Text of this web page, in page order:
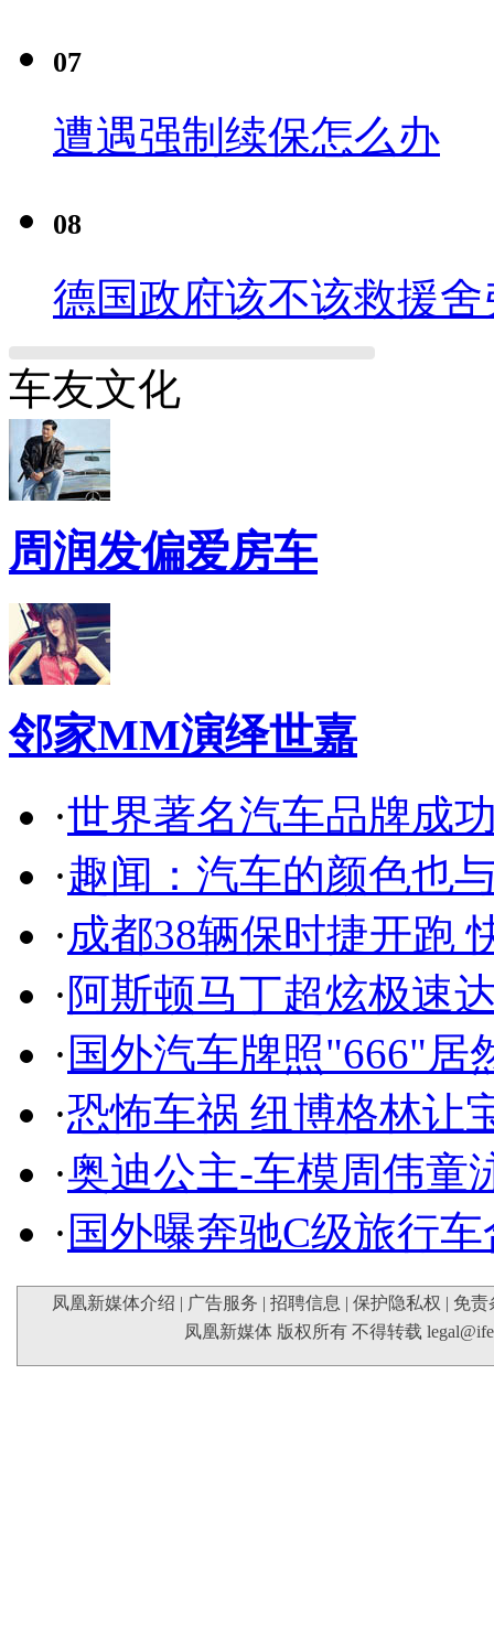
07
遭遇强制续保怎么办
08
德国政府该不该救援舍
车友文化
周润发偏爱房车
邻家MM演绎世嘉
·世界著名汽车品牌成
·趣闻：汽车的颜色也
·成都38辆保时捷开跑
·阿斯顿马丁超炫极速
· 国外汽车牌照"666"居
·恐怖车祸 纽博格林让
·奥迪公主-车模周伟童
· 国外曝奔驰C级旅行
凤凰新媒体介绍 | 广告服务 | 招聘信息 | 保护隐私权 | 免责
凤凰新媒体 版权所有 不得转载